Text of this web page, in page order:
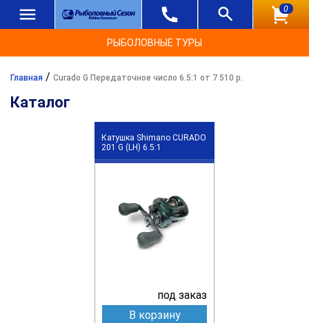
0
РЫБОЛОВНЫЕ ТУРЫ
Главная / Curado G Передаточное число 6.5:1 от 7 510 р.
Каталог
Катушка Shimano CURADO
201 G (LH) 6.5:1
под заказ
В корзину